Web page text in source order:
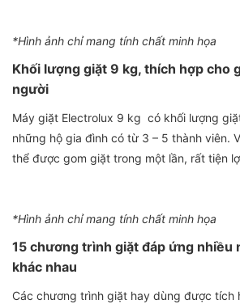
*Hình ảnh chỉ mang tính chất minh họa
Khối lượng giặt 9 kg, thích hợp cho
người
Máy giặt Electrolux 9 kg có khối lượng
những hộ gia đình có từ 3 – 5 thành viên.
thể được gom giặt trong một lần, rất tiện
*Hình ảnh chỉ mang tính chất minh họa
15 chương trình giặt đáp ứng nhiều
khác nhau
Các chương trình giặt hay dùng được tích